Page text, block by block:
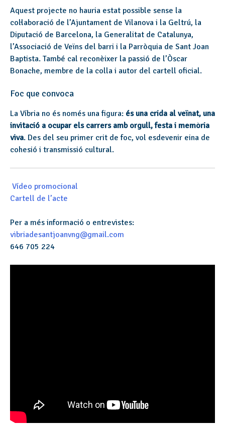
Aquest projecte no hauria estat possible sense la
col·laboració de l’Ajuntament de Vilanova i la Geltrú, la
Diputació de Barcelona, la Generalitat de Catalunya,
l’Associació de Veïns del barri i la Parròquia de Sant Joan
Baptista. També cal reconèixer la passió de l’Òscar
Bonache, membre de la colla i autor del cartell oficial.
Foc que convoca
La Víbria no és només una figura: és una crida al veïnat, una
invitació a ocupar els carrers amb orgull, festa i memòria
viva. Des del seu primer crit de foc, vol esdevenir eina de
cohesió i transmissió cultural.
Vídeo promocional
Cartell de l’acte
Per a més informació o entrevistes:
vibriadesantjoanvng@gmail.com
646 705 224